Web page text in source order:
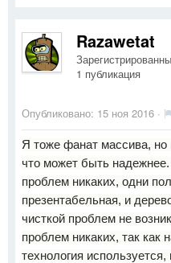
Razawetat
1 публикация
Опубликовано: 15 ноя 2016 ·
Я тоже фанат массива, но
что может быть надежнее.
проблем никаких, одни
презентабельная, и
чисткой проблем не
проблем никаких, так как
технология